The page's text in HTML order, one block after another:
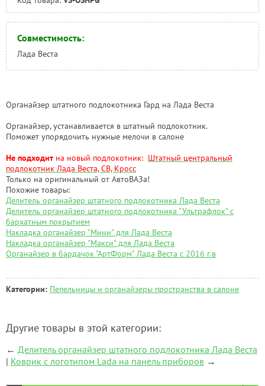
Совместимость:
Лада Веста
Оргaнайзер штатного подлокотника Гард на Лада Веста
Органайзер, устанавливается в штатный подлокотник.
Поможет упорядочить нужные мелочи в салоне
Не подходит на новый подлокотник: Штатный центральный
подлокотник Лада Веста, СВ, Кросс
Только на оригинальный от АвтоВАЗа!
Похожие товары:
Делитель органайзер штатного подлокотника Лада Веста
Делитель органайзер штатного подлокотника "Ультрафлок" с
бархатным покрытием
Накладка органайзер "Мини" для Лада Веста
Накладка органайзер "Макси" для Лада Веста
Органайзер в бардачок "АртФорм" Лада Веста с 2016 г.в
Категории: Пепельницы и органайзеры пространства в салоне
Другие товары в этой категории:
← Делитель органайзер штатного подлокотника Лада Веста
| Коврик с логотипом Lada на панель приборов →